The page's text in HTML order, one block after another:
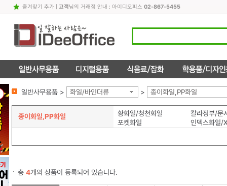
즐겨찾기 추가| 고객님의 거래점 안내 : 아이디오피스 02-867-5455
일반사무용품 > 화일/바인더류 > 종이화일,PP화일
종이화일,PP화일
황화일/청천화일
포켓화일
인덱스화일/
총 4개의 상품이 등록되어 있습니다.